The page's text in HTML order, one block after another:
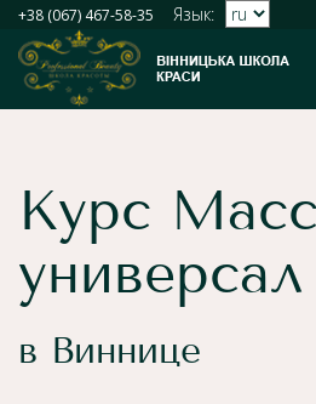
+38 (067) 467-58-35 Язык:
Курс
в Виннице